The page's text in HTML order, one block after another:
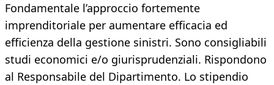
Fondamentale l’approccio fortemente
imprenditoriale per aumentare efficacia ed
efficienza della gestione sinistri. Sono consigliabili
studi economici e/o giurisprudenziali. Rispondono
al Responsabile del Dipartimento. Lo stipendio